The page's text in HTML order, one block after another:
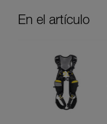
En el artículo